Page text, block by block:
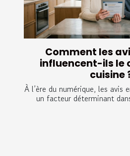
Comment les
influencent-ils le
cuisine
À l’ère du numérique, les avis
un facteur déterminant